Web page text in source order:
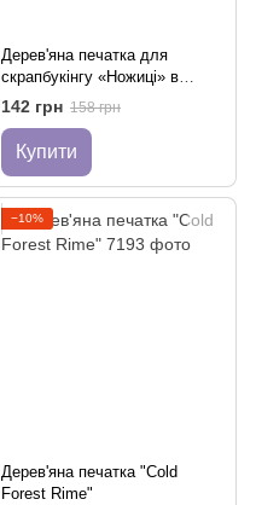
Дерев'яна печатка для
скрапбукінгу «Ножиці» в
декоративній дерев'яній
коробочці
142 грн 158 грн
Купити
−10%
Дерев'яна печатка "Cold
Forest Rime"